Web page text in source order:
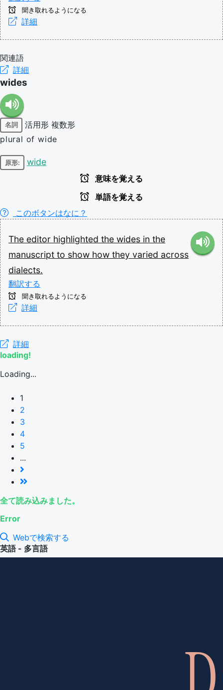
聞き取れるようになる
詳細
関連語
詳細
wides
名詞 活用形 複数形
plural of wide
原形: wide
意味を覚える
単語を覚える
このボタンはなに？
The editor highlighted the wides in the
manuscript to show how they varied across
dialects.
翻訳する
聞き取れるようになる
詳細
詳細
loading!
Loading...
1
2
3
4
5
...
全て読み込みました。
Error
Webで検索する
英語 - 多言語